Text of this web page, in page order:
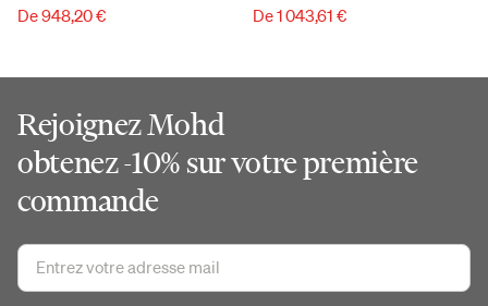
De 948,20 €
De 1 043,61 €
Rejoignez Mohd
obtenez -10% sur votre première
commande